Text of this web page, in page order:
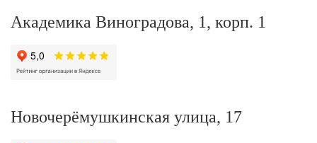
Академика Виноградова, 1, корп. 1
Новочерёмушкинская улица, 17